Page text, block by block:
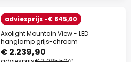
adviesprijs -€ 845,60
Axolight Mountain View - LED
hanglamp grijs-chroom
€ 2.239,90